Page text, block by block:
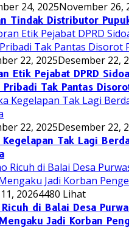
24, 2025November 26,
Tindak Distributor
22, 2025Desember 22,
Etik Pejabat DPRD
Pribadi Tak Pantas
22, 2025Desember 22,
Kegelapan Tak Lagi
20264480 Lihat
di Balai Desa
Jadi Korban